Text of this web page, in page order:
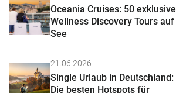
Oceania Cruises: 50 exklusive
Wellness Discovery Tours auf
See
21.06.2026
Single Urlaub in Deutschland:
Die besten Hotspots für